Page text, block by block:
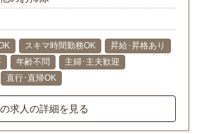
スキマ時間勤務OK
昇給･昇格あり
年齢不問
主婦･主夫歓迎
直行･直帰OK
求人の詳細を見る